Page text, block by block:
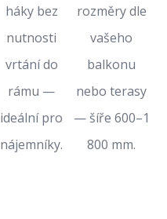
háky bez
nutnosti
vrtání do
rámu —
ideální pro
nájemníky.
rozměry dle
vašeho
balkonu
nebo terasy
— šíře 600–1
800 mm.